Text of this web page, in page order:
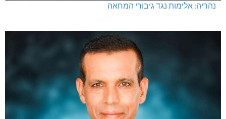
נהריה: אלימות נגד גיבורי המחאה